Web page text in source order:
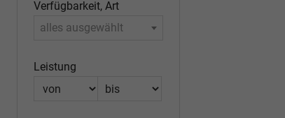
Verfügbarkeit, Art
alles ausgewählt
Leistung